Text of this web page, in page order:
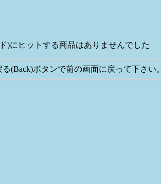
)にヒットする商品はありませんでした
(Back)ボタンで前の画面に戻って下さい。